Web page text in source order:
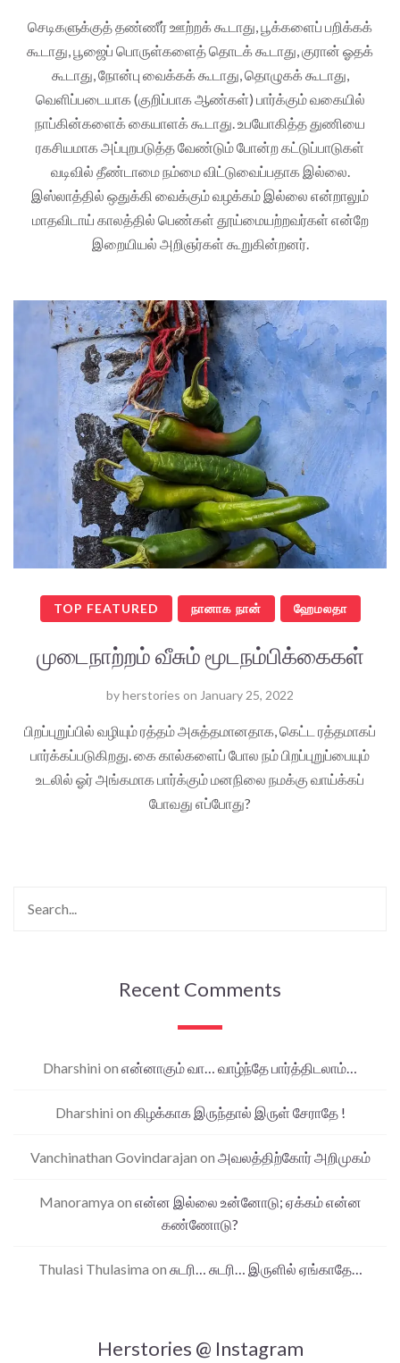
செடிகளுக்குத் தண்ணீர் ஊற்றக் கூடாது, பூக்களைப் பறிக்கக்
கூடாது, பூஜைப் பொருள்களைத் தொடக் கூடாது, குரான் ஓதக்
கூடாது, நோன்பு வைக்கக் கூடாது, தொழுகக் கூடாது,
வெளிப்படையாக (குறிப்பாக ஆண்கள்) பார்க்கும் வகையில்
நாப்கின்களைக் கையாளக் கூடாது. உபயோகித்த துணியை
ரகசியமாக அப்புறபடுத்த வேண்டும் போன்ற கட்டுப்பாடுகள்
வடிவில் தீண்டாமை நம்மை விட்டுவைப்பதாக இல்லை.
இஸ்லாத்தில் ஒதுக்கி வைக்கும் வழக்கம் இல்லை என்றாலும்
மாதவிடாய் காலத்தில் பெண்கள் தூய்மையற்றவர்கள் என்றே
இறையியல் அறிஞர்கள் கூறுகின்றனர்.
TOP FEATURED நானாக நான் ஹேமலதா
முடைநாற்றம் வீசும் மூடநம்பிக்கைகள்
byherstories on January 25, 2022
பிறப்புறுப்பில் வழியும் ரத்தம் அசுத்தமானதாக, கெட்ட ரத்தமாகப்
பார்க்கப்படுகிறது. கை கால்களைப் போல நம் பிறப்புறுப்பையும்
உடலில் ஓர் அங்கமாக பார்க்கும் மனநிலை நமக்கு வாய்க்கப்
போவது எப்போது?
Recent Comments
Dharshini on என்னாகும் வா… வாழ்ந்தே பார்த்திடலாம்…
Dharshini on கிழக்காக இருந்தால் இருள் சேராதே !
Vanchinathan Govindarajan on அவலத்திற்கோர் அறிமுகம்
Manoramya on என்ன இல்லை உன்னோடு; ஏக்கம் என்ன
கண்ணோடு?
Thulasi Thulasima on சுடரி… சுடரி… இருளில் ஏங்காதே…
Herstories @ Instagram